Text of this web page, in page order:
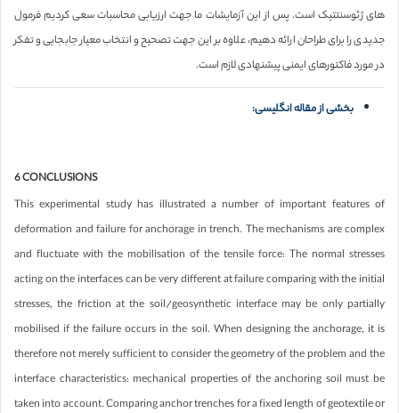
های ژئوسنتتیک است. پس از این آزمایشات ما جهت ارزیابی محاسبات سعی کردیم فرمول
جدیدی را برای طراحان ارائه دهیم، علاوه بر این جهت تصحیح و انتخاب معیار جابجایی و تفکر
در مورد فاکتورهای ایمنی پیشنهادی لازم است.
بخشی از مقاله انگلیسی:
6 CONCLUSIONS
This experimental study has illustrated a number of important features of
deformation and failure for anchorage in trench. The mechanisms are complex
and fluctuate with the mobilisation of the tensile force: The normal stresses
acting on the interfaces can be very different at failure comparing with the initial
stresses, the friction at the soil/geosynthetic interface may be only partially
mobilised if the failure occurs in the soil. When designing the anchorage, it is
therefore not merely sufficient to consider the geometry of the problem and the
interface characteristics: mechanical properties of the anchoring soil must be
taken into account. Comparing anchor trenches for a fixed length of geotextile or